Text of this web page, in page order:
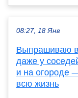
08:27, 18 Янв
Выпрашиваю
даже у
и на огороде
всю жизнь